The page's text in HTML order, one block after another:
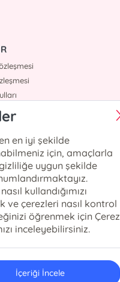
18:00
info@okurkitap.com
90 544 522 45 05
en iyi şekilde
için, amaçlarla
gizliliğe uygun şekilde
kullandığımızı
ve çerezleri nasıl kontrol
öğrenmek için Çerez
inceleyebilirsiniz.
İçeriği İncele